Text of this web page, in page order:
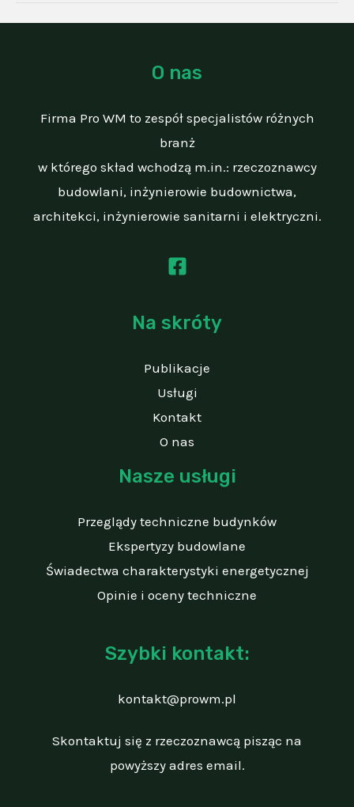
O nas
Firma Pro WM to zespół specjalistów różnych
branż
w którego skład wchodzą m.in.: rzeczoznawcy
budowlani, inżynierowie budownictwa,
architekci, inżynierowie sanitarni i elektryczni.
Na skróty
Publikacje
Usługi
Kontakt
O nas
Nasze usługi
Przeglądy techniczne budynków
Ekspertyzy budowlane
Świadectwa charakterystyki energetycznej
Opinie i oceny techniczne
Szybki kontakt:
kontakt@prowm.pl
Skontaktuj się z rzeczoznawcą pisząc na
powyższy adres email.